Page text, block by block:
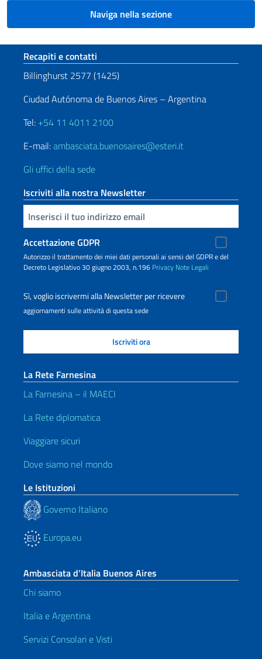
Naviga nella sezione
Sezione footer
Recapiti e contatti
Billinghurst 2577 (1425)
Ciudad Autónoma de Buenos Aires – Argentina
Tel: +54 11 4011 2100
E-mail:ambasciata.buenosaires@esteri.it
Gli uffici della sede
Iscriviti alla nostra Newsletter
Inserisci la tua email
Accettazione GDPR
Autorizzo il trattamento dei miei dati personali ai sensi del GDPR e del
Decreto Legislativo 30 giugno 2003, n.196 Privacy Note Legali
Sì, voglio iscrivermi alla Newsletter per ricevere
aggiornamenti sulle attività di questa sede
La Rete Farnesina
La Farnesina – il MAECI
La Rete diplomatica
Viaggiare sicuri
Dove siamo nel mondo
Le Istituzioni
Governo Italiano
Europa.eu
Ambasciata d’Italia Buenos Aires
Chi siamo
Italia e Argentina
Servizi Consolari e Visti